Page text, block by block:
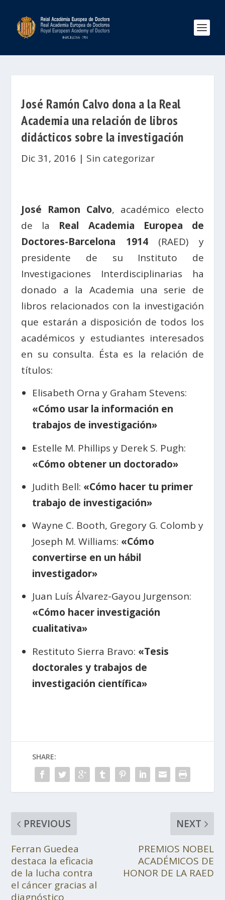
José Ramón Calvo dona a la Real
Academia una relación de libros
didácticos sobre la investigación
Dic 31, 2016 | Sin categorizar
José Ramon Calvo, académico electo
de la Real Academia Europea de
Doctores-Barcelona 1914(RAED) y
presidente de su Instituto de
Investigaciones Interdisciplinarias ha
donado a la Academia una serie de
libros relacionados con la investigación
que estarán a disposición de todos los
académicos y estudiantes interesados
en su consulta. Ésta es la relación de
títulos:
Elisabeth Orna y Graham Stevens:
«Cómo usar la información en
trabajos de investigación»
Estelle M. Phillips y Derek S. Pugh:
«Cómo obtener un doctorado»
Judith Bell: «Cómo hacer tu primer
trabajo de investigación»
Wayne C. Booth, Gregory G. Colomb y
Joseph M. Williams: «Cómo
convertirse en un hábil
investigador»
Juan Luís Álvarez-Gayou Jurgenson:
«Cómo hacer investigación
cualitativa»
Restituto Sierra Bravo: «Tesis
doctorales y trabajos de
investigación científica»
SHARE:
PREVIOUS
Ferran Guedea
destaca la eficacia
de la lucha contra
el cáncer gracias al
diagnóstico
NEXT
PREMIOS NOBEL
ACADÉMICOS DE
HONOR DE LA RAED